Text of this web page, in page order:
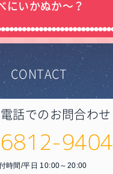
にいかぬか～？
CONTACT
話でのお問合わせ
9404
時間/平日 10:00～20:00